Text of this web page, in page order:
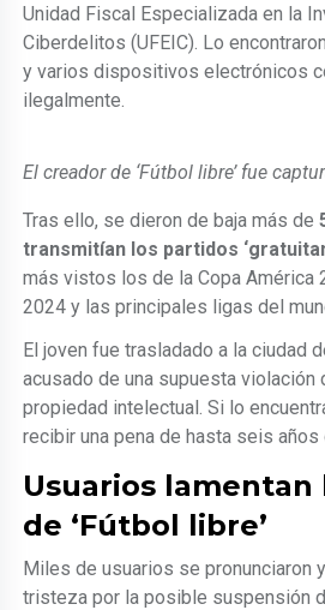
Unidad Fiscal Especializada en la
Ciberdelitos (UFEIC). Lo
y varios dispositivos electrónicos
ilegalmente.
El creador de ‘Fútbol libre’ fue
Tras ello, se dieron de baja más de
transmitían los partidos
más vistos los de la Copa América
2024 y las principales ligas del
El joven fue trasladado a la ciudad
acusado de una supuesta violación
propiedad intelectual. Si lo
recibir una pena de hasta seis años
Usuarios lamentan
de ‘Fútbol libre’
Miles de usuarios se pronunciaron
tristeza por la posible suspensión